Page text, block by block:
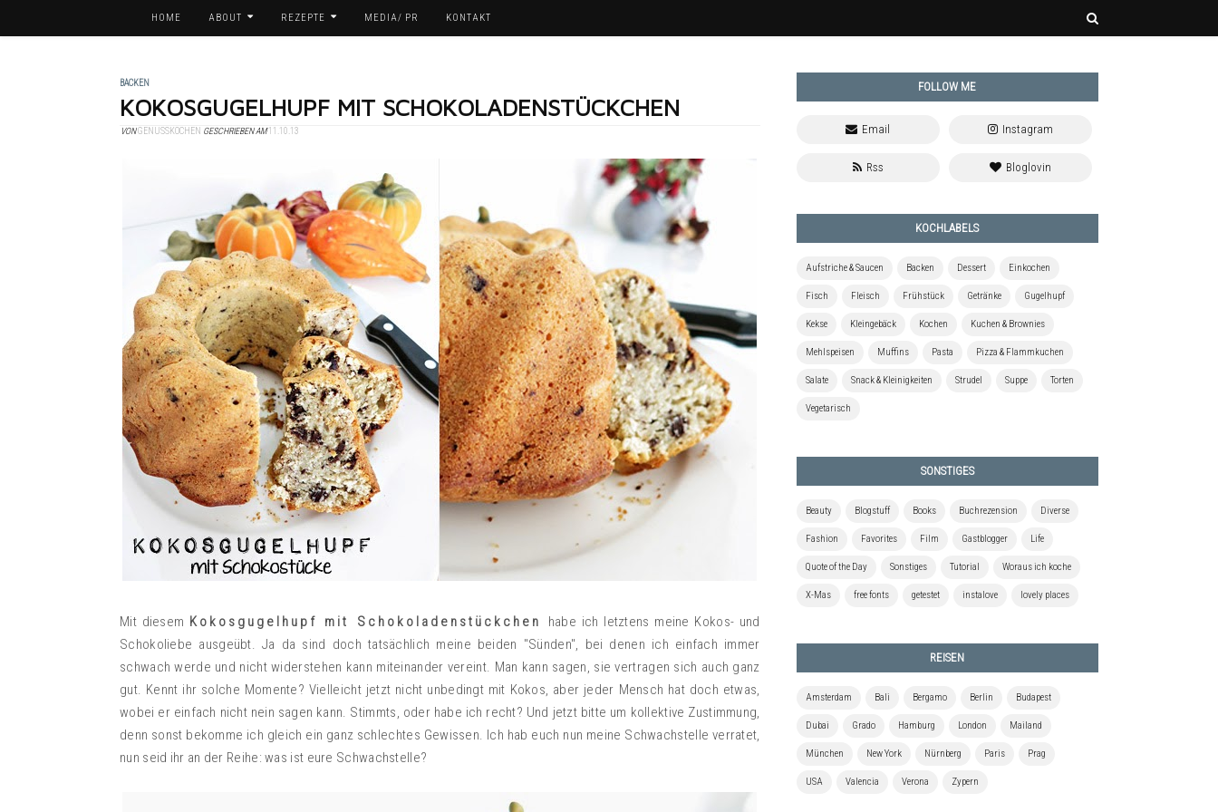
HOME ABOUT REZEPTE MEDIA/ PR KONTAKT
BACKEN
KOKOSGUGELHUPF MIT SCHOKOLADENSTÜCKCHEN
VONGENUSSKOCHEN GESCHRIEBEN AM11.10.13
Mit diesem Kokosgugelhupf mit Schokoladenstückchen habe ich letztens meine Kokos- und
Schokoliebe ausgeübt. Ja da sind doch tatsächlich meine beiden "Sünden", bei denen ich einfach immer
schwach werde und nicht widerstehen kann miteinander vereint. Man kann sagen, sie vertragen sich auch ganz
gut. Kennt ihr solche Momente? Vielleicht jetzt nicht unbedingt mit Kokos, aber jeder Mensch hat doch etwas,
wobei er einfach nicht nein sagen kann. Stimmts, oder habe ich recht? Und jetzt bitte um kollektive Zustimmung,
denn sonst bekomme ich gleich ein ganz schlechtes Gewissen. Ich hab euch nun meine Schwachstelle verratet,
nun seid ihr an der Reihe: was ist eure Schwachstelle?
FOLLOW ME
KOCHLABELS
Aufstriche & Saucen Backen Dessert Einkochen
Fisch Fleisch Frühstück Getränke Gugelhupf
Kekse Kleingebäck Kochen Kuchen & Brownies
Mehlspeisen Muffins Pasta Pizza & Flammkuchen
Salate Snack & Kleinigkeiten Strudel Suppe Torten
Vegetarisch
SONSTIGES
Beauty Blogstuff Books Buchrezension Diverse
Fashion Favorites Film Gastblogger Life
Quote of the Day Sonstiges Tutorial Woraus ich koche
X-Mas free fonts getestet instalove lovely places
REISEN
Amsterdam Bali Bergamo Berlin Budapest
Dubai Grado Hamburg London Mailand
München New York Nürnberg Paris Prag
USA Valencia Verona Zypern